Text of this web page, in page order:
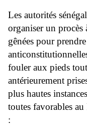
Les autorités
organiser un
gênées pour
fouler aux pieds
antérieurement
plus hautes
toutes favorables
: